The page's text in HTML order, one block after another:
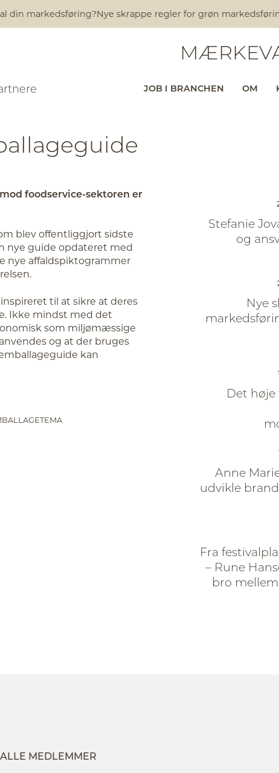
markedsføring?Nye skrappe regler for grøn markedsføring
JOB I BRANCHEN OM
foodservice-sektoren er
blev offentliggjort sidste
nye guide opdateret med
nye affaldspiktogrammer
til at sikre at deres
Ikke mindst med det
som miljømæssige
og at der bruges
kan
Stefanie
og
Nye
Det
Anne
udvikle
Fra
– Rune
bro
MEDLEMMER